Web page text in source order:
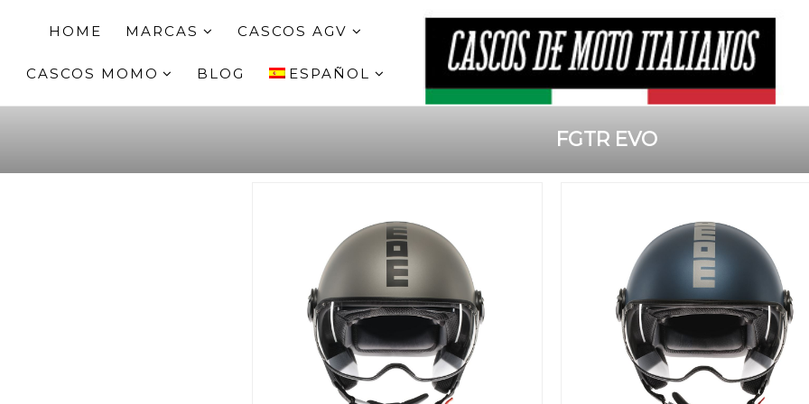
HOME MARCAS CASCOS AGV
CASCOS MOMO BLOG ESPAÑOL
FGTR EVO